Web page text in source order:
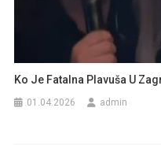
Ko Je Fatalna Plavuša U
01.04.2026 admin